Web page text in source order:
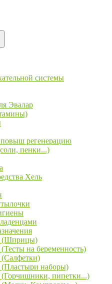
системы
Эвалар
регенерацию
пенки...)
Хель
(Шприцы)
на беременность)
(Салфетки)
(Пластыри наборы)
(Горчишники, пипетки...)